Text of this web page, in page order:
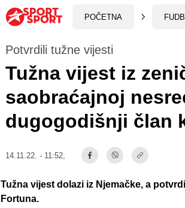
POČETNA
Potvrdili tužne vijesti
Tužna vijest iz
saobraćajnoj
dugogodišnji član
14.11.22. - 11:52,
Tužna vijest dolazi iz Njemačke, a
Fortuna.